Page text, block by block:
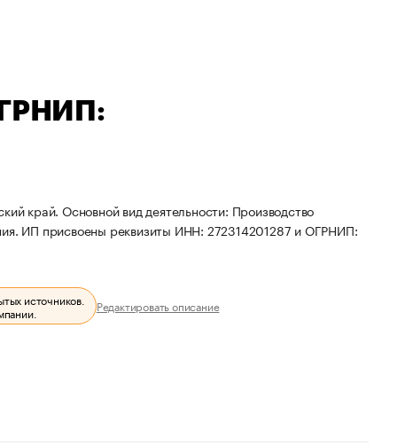
край. Основной вид деятельности: Производство
ИП присвоены реквизиты ИНН: 272314201287 и ОГРНИП:
источников.
Редактировать описание